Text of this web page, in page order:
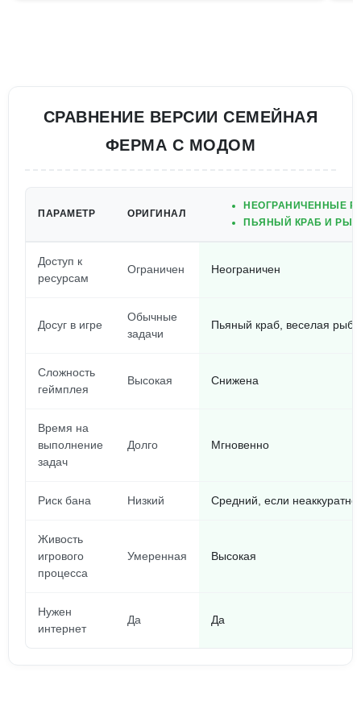
СРАВНЕНИЕ ВЕРСИИ СЕМЕЙНАЯ
ФЕРМА С МОДОМ
ПАРАМЕТР ОРИГИНАЛ
НЕОГРАНИЧЕННЫЕ
ПЬЯНЫЙ КРАБ И
Доступ к
ресурсам
Ограничен Неограничен
Досуг в игре
Обычные
задачи
Пьяный краб, веселая рыба
Сложность
геймплея
Высокая Снижена
Время на
выполнение
задач
Долго Мгновенно
Риск бана Низкий Средний, если неаккуратно
Живость
игрового
процесса
Умеренная Высокая
Нужен
интернет
Да Да